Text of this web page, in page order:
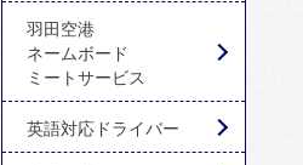
羽田空港
ネームボード
ミートサービス
英語対応ドライバー